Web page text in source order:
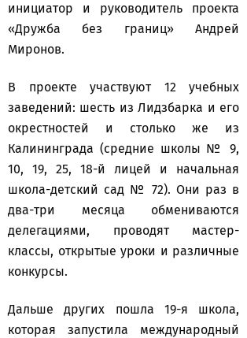
инициатор и руководитель проекта
«Дружба без границ» Андрей
Миронов.
В проекте участвуют 12 учебных
заведений: шесть из Лидзбарка и его
окрестностей и столько же из
Калининграда (средние школы № 9,
10, 19, 25, 18-й лицей и начальная
школа-детский сад № 72). Они раз в
два-три месяца обмениваются
делегациями, проводят мастер-
классы, открытые уроки и различные
конкурсы.
Дальше других пошла 19-я школа,
которая запустила международный